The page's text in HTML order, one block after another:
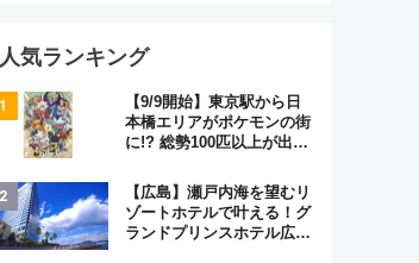
人気ランキング
【9/9開始】東京駅から日
本橋エリアがポケモンの街
に!? 総勢100匹以上が出現
格謎解き・グッズ情報まと
め
【広島】瀬戸内海を望むリ
ゾートホテルで叶える！グ
ランドプリンスホテル広島